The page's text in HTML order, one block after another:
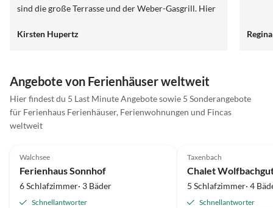
sind die große Terrasse und der Weber-Gasgrill. Hier
der Pool sorgt für zusätzlichen Erholungs- und
Man merkt, dass ihr das Wohl ihrer Gäste am Herzen
liegt. Wir haben uns rundum wohlgefühlt und
kommen sehr gerne wieder. Klare Empfehlung !!!!
Kirsten Hupertz
Angebote von Ferienhäuser weltweit
Hier findest du 5 Last Minute Angebote sowie 5 Sonderangebote
für Ferienhaus Ferienhäuser, Ferienwohnungen und Fincas
weltweit
Walchsee
Ferienhaus Sonnhof
6 Schlafzimmer· 3 Bäder
Schnellantworter
Taxenbach
Chalet
5 Schlafzimmer· 4
Schnellantworter